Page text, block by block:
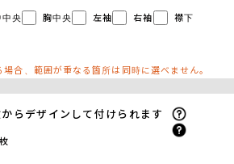
央 胸中央 左袖 右袖 襟下
合、範囲が重なる箇所は同時に選べません。
らデザインして付けられます